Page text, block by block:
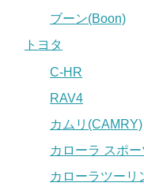
ブーン(Boon)
トヨタ
C-HR
RAV4
カムリ(CAMRY)
カローラ スポ
カローラツーリ